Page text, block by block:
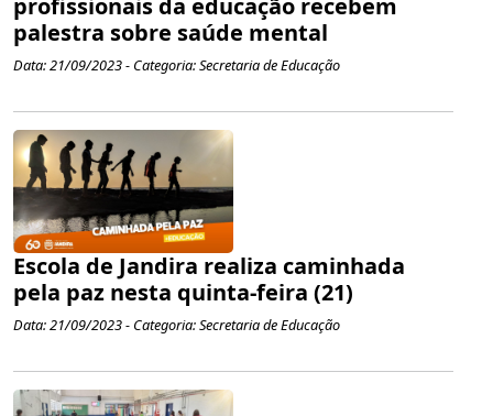
palestra sobre saúde mental
Data: 21/09/2023 - Categoria: Secretaria de Educação
Escola de Jandira realiza caminhada
pela paz nesta quinta-feira (21)
Data: 21/09/2023 - Categoria: Secretaria de Educação